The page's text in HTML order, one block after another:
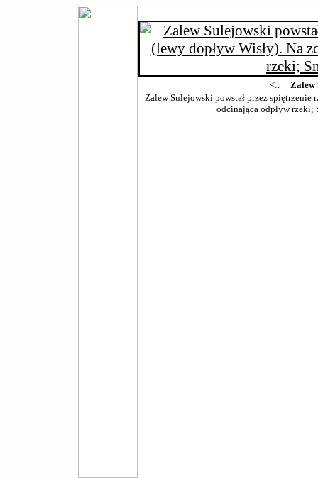
<:.
Zalew
Zalew Sulejowski powstał przez
odcinająca odpływ rzeki;